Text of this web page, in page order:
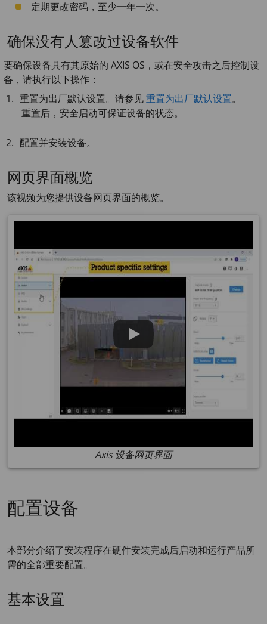
定期更改密码，至少一年一次。
确保没有人篡改过设备软件
要确保设备具有其原始的 AXIS OS，或在安全攻击之后控制设
备，请执行以下操作：
重置为出厂默认设置。请参见重置为出厂默认设置。
重置后，安全启动可保证设备的状态。
配置并安装设备。
网页界面概览
该视频为您提供设备网页界面的概览。
Axis 设备网页界面
配置设备
本部分介绍了安装程序在硬件安装完成后启动和运行产品所
需的全部重要配置。
基本设置